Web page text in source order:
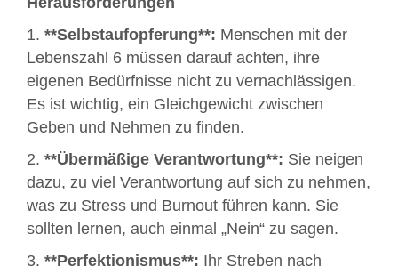
1. **Selbstaufopferung**: Menschen mit der
Lebenszahl 6 müssen darauf achten, ihre
eigenen Bedürfnisse nicht zu vernachlässigen.
Es ist wichtig, ein Gleichgewicht zwischen
Geben und Nehmen zu finden.
2. **Übermäßige Verantwortung**: Sie neigen
dazu, zu viel Verantwortung auf sich zu nehmen,
was zu Stress und Burnout führen kann. Sie
sollten lernen, auch einmal „Nein“ zu sagen.
3. **Perfektionismus**: Ihr Streben nach